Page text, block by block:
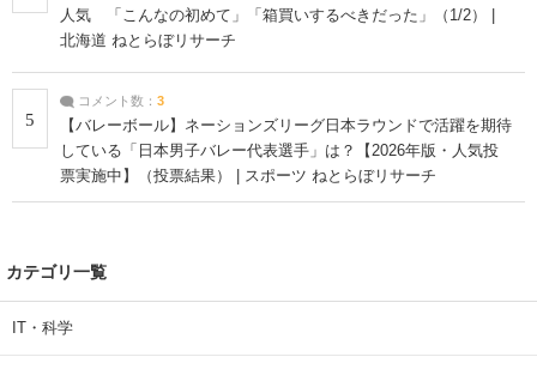
人気 「こんなの初めて」「箱買いするべきだった」（1/2） |
北海道 ねとらぼリサーチ
5
コメント数： 3
【バレーボール】ネーションズリーグ日本ラウンドで活躍を期待
している「日本男子バレー代表選手」は？【2026年版・人気投
票実施中】（投票結果） | スポーツ ねとらぼリサーチ
カテゴリ一覧
IT・科学